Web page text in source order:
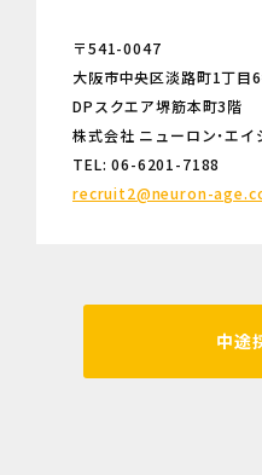
〒541-0047
大阪市中央区淡路町1丁目
DPスクエア堺筋本町3階
株式会社 ニューロン・エ
TEL: 06-6201-7188
recruit2@neuron-
中途